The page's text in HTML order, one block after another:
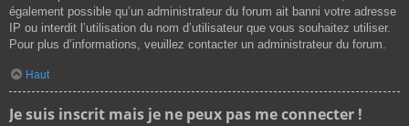
également possible qu’un administrateur du forum ait banni votre adresse
IP ou interdit l’utilisation du nom d’utilisateur que vous souhaitez utiliser.
Pour plus d’informations, veuillez contacter un administrateur du forum.
Haut
Je suis inscrit mais je ne peux pas me connecter !